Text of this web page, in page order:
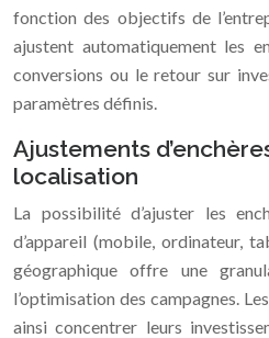
fonction des objectifs de
ajustent automatiquement les
conversions ou le retour sur
paramètres définis.
Ajustements
localisation
La possibilité d’ajuster les
d’appareil (mobile, ordinateur,
géographique offre une
l’optimisation des campagnes.
ainsi concentrer leurs